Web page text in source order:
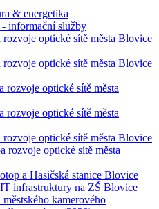
& energetika
informační služby
rozvoje optické sítě města Blovice
rozvoje optické sítě města Blovice
rozvoje optické sítě města
rozvoje optické sítě města
rozvoje optické sítě města Blovice
rozvoje optické sítě města
a Hasičská stanice Blovice
infrastruktury na ZŠ Blovice
městského kamerového